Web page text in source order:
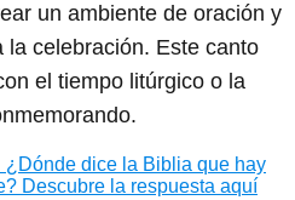
un ambiente de oración y
la celebración. Este canto
el tiempo litúrgico o la
¿Dónde dice la Biblia que hay
Descubre la respuesta aquí